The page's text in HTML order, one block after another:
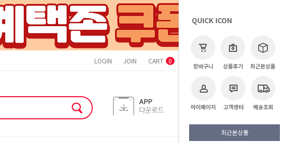
LOGIN JOIN CART 0
QUICK ICON
장바구니 상품후기 최근본상품
마이페이지 고객센터 배송조회
최근본상품